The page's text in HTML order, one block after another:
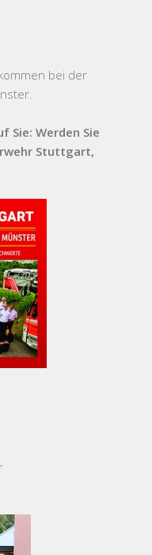
bei der
Sie: Werden Sie
Stuttgart,